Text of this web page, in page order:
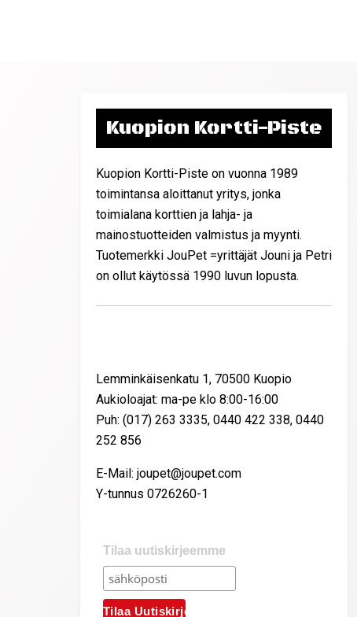
Kuopion Kortti-Piste
Kuopion Kortti-Piste on vuonna 1989
toimintansa aloittanut yritys, jonka
toimialana korttien ja lahja- ja
mainostuotteiden valmistus ja myynti.
Tuotemerkki JouPet =yrittäjät Jouni ja Petri
on ollut käytössä 1990 luvun lopusta.
Lemminkäisenkatu 1, 70500 Kuopio
Aukioloajat: ma-pe klo 8:00-16:00
Puh: (017) 263 3335, 0440 422 338, 0440
252 856
E-Mail: joupet@joupet.com
Y-tunnus 0726260-1
Tilaa uutiskirjeemme